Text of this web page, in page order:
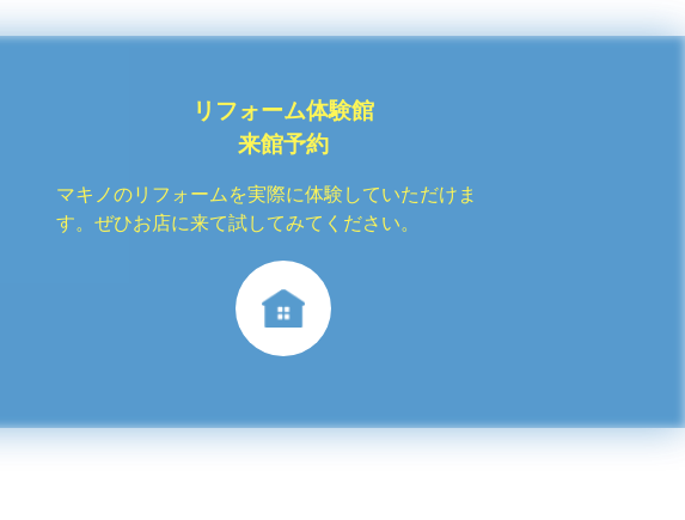
リフォーム体験館
来館予約
マキノのリフォームを実際に体験していただけま
す。ぜひお店に来て試してみてください。